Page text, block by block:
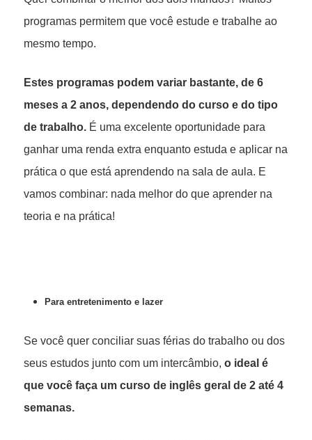
programas permitem que você estude e trabalhe ao
mesmo tempo.
Estes programas podem variar bastante, de 6
meses a 2 anos, dependendo do curso e do tipo
de trabalho.É uma excelente oportunidade para
ganhar uma renda extra enquanto estuda e aplicar na
prática o que está aprendendo na sala de aula. E
vamos combinar: nada melhor do que aprender na
teoria e na prática!
Para entretenimento e lazer
Se você quer conciliar suas férias do trabalho ou dos
seus estudos junto com um intercâmbio, o ideal é
que você faça um curso de inglês geral de 2 até 4
semanas.